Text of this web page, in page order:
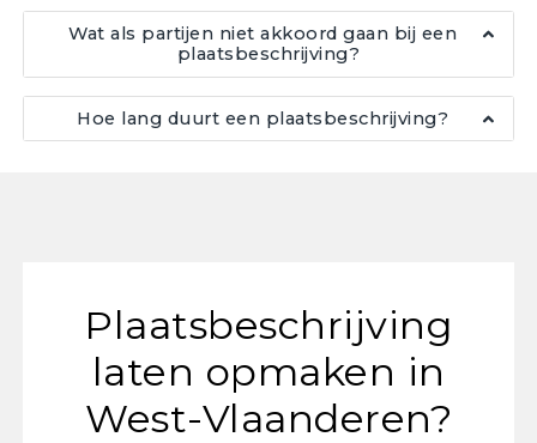
Wat als partijen niet akkoord gaan bij een
plaatsbeschrijving?
Hoe lang duurt een plaatsbeschrijving?
Plaatsbeschrijving
laten opmaken in
West-Vlaanderen?